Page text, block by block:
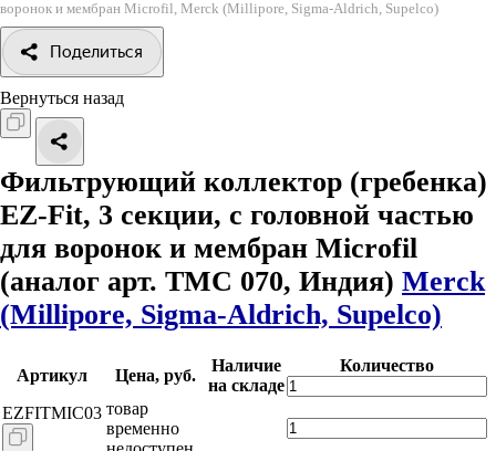
воронок и мембран Microfil, Merck (Millipore, Sigma-Aldrich, Supelco)
Поделиться
Вернуться назад
Фильтрующий коллектор (гребенка)
EZ-Fit, 3 секции, с головной частью
для воронок и мембран Microfil
(аналог арт. TMC 070, Индия) Merck
(Millipore, Sigma-Aldrich, Supelco)
Артикул Цена, руб.
Наличие
на складе
Количество
EZFITMIC03 товар
временно